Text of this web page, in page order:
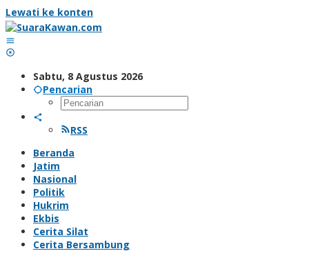
Lewati ke konten
Sabtu, 8 Agustus 2026
Pencarian
RSS
Beranda
Jatim
Nasional
Politik
Hukrim
Ekbis
Cerita Silat
Cerita Bersambung